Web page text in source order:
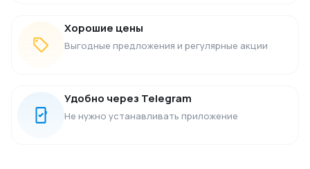
Хорошие цены
Выгодные предложения и регулярные акции
Удобно через Telegram
Не нужно устанавливать приложение